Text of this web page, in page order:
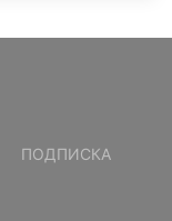
ПОДПИСКА